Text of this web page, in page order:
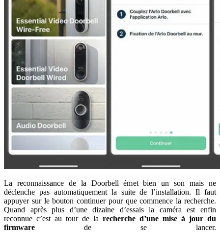
La reconnaissance de la Doorbell émet bien un son mais ne
déclenche pas automatiquement la suite de l’installation. Il faut
appuyer sur le bouton continuer pour que commence la recherche.
Quand après plus d’une dizaine d’essais la caméra est enfin
reconnue c’est au tour de la recherche d’une mise à jour du
firmware de se lancer.